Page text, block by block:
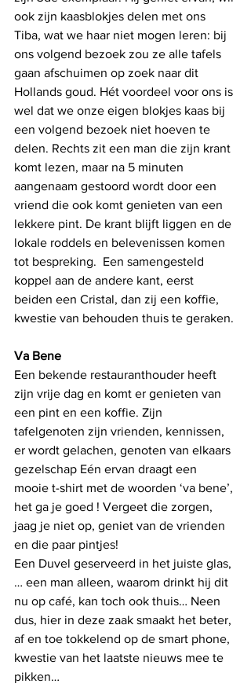
ook zijn kaasblokjes delen met ons
Tiba, wat we haar niet mogen leren: bij
ons volgend bezoek zou ze alle tafels
gaan afschuimen op zoek naar dit
Hollands goud. Hét voordeel voor ons is
wel dat we onze eigen blokjes kaas bij
een volgend bezoek niet hoeven te
delen. Rechts zit een man die zijn krant
komt lezen, maar na 5 minuten
aangenaam gestoord wordt door een
vriend die ook komt genieten van een
lekkere pint. De krant blijft liggen en de
lokale roddels en belevenissen komen
tot bespreking.  Een samengesteld
koppel aan de andere kant, eerst
beiden een Cristal, dan zij een koffie,
kwestie van behouden thuis te geraken.
Va Bene
Een bekende restauranthouder heeft
zijn vrije dag en komt er genieten van
een pint en een koffie. Zijn
tafelgenoten zijn vrienden, kennissen,
er wordt gelachen, genoten van elkaars
gezelschap Eén ervan draagt een
mooie t-shirt met de woorden ‘va bene’,
het ga je goed ! Vergeet die zorgen,
jaag je niet op, geniet van de vrienden
en die paar pintjes!
Een Duvel geserveerd in het juiste glas,
… een man alleen, waarom drinkt hij dit
nu op café, kan toch ook thuis… Neen
dus, hier in deze zaak smaakt het beter,
af en toe tokkelend op de smart phone,
kwestie van het laatste nieuws mee te
pikken…